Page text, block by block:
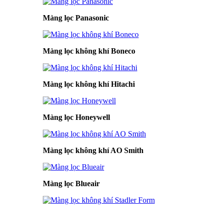
Màng lọc Panasonic
Màng lọc không khí Boneco
Màng lọc không khí Hitachi
Màng lọc Honeywell
Màng lọc không khí AO Smith
Màng lọc Blueair